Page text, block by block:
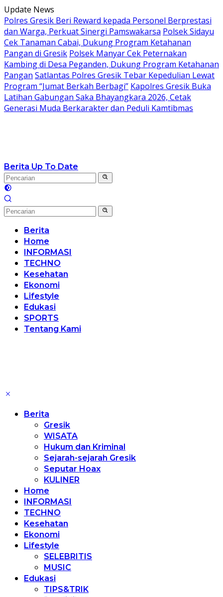
Langsung
ke
konten
Update News
Polres Gresik Beri Reward kepada Personel Berprestasi
dan Warga, Perkuat Sinergi Pamswakarsa Polsek Sidayu
Cek Tanaman Cabai, Dukung Program Ketahanan
Pangan di Gresik Polsek Manyar Cek Peternakan
Kambing di Desa Peganden, Dukung Program Ketahanan
Pangan Satlantas Polres Gresik Tebar Kepedulian Lewat
Program “Jumat Berkah Berbagi” Kapolres Gresik Buka
Latihan Gabungan Saka Bhayangkara 2026, Cetak
Generasi Muda Berkarakter dan Peduli Kamtibmas
Berita Up To Date
Berita
Home
INFORMASI
TECHNO
Kesehatan
Ekonomi
Lifestyle
Edukasi
SPORTS
Tentang Kami
Berita
Gresik
WISATA
Hukum dan Kriminal
Sejarah-sejarah Gresik
Seputar Hoax
KULINER
Home
INFORMASI
TECHNO
Kesehatan
Ekonomi
Lifestyle
SELEBRITIS
MUSIC
Edukasi
TIPS&TRIK